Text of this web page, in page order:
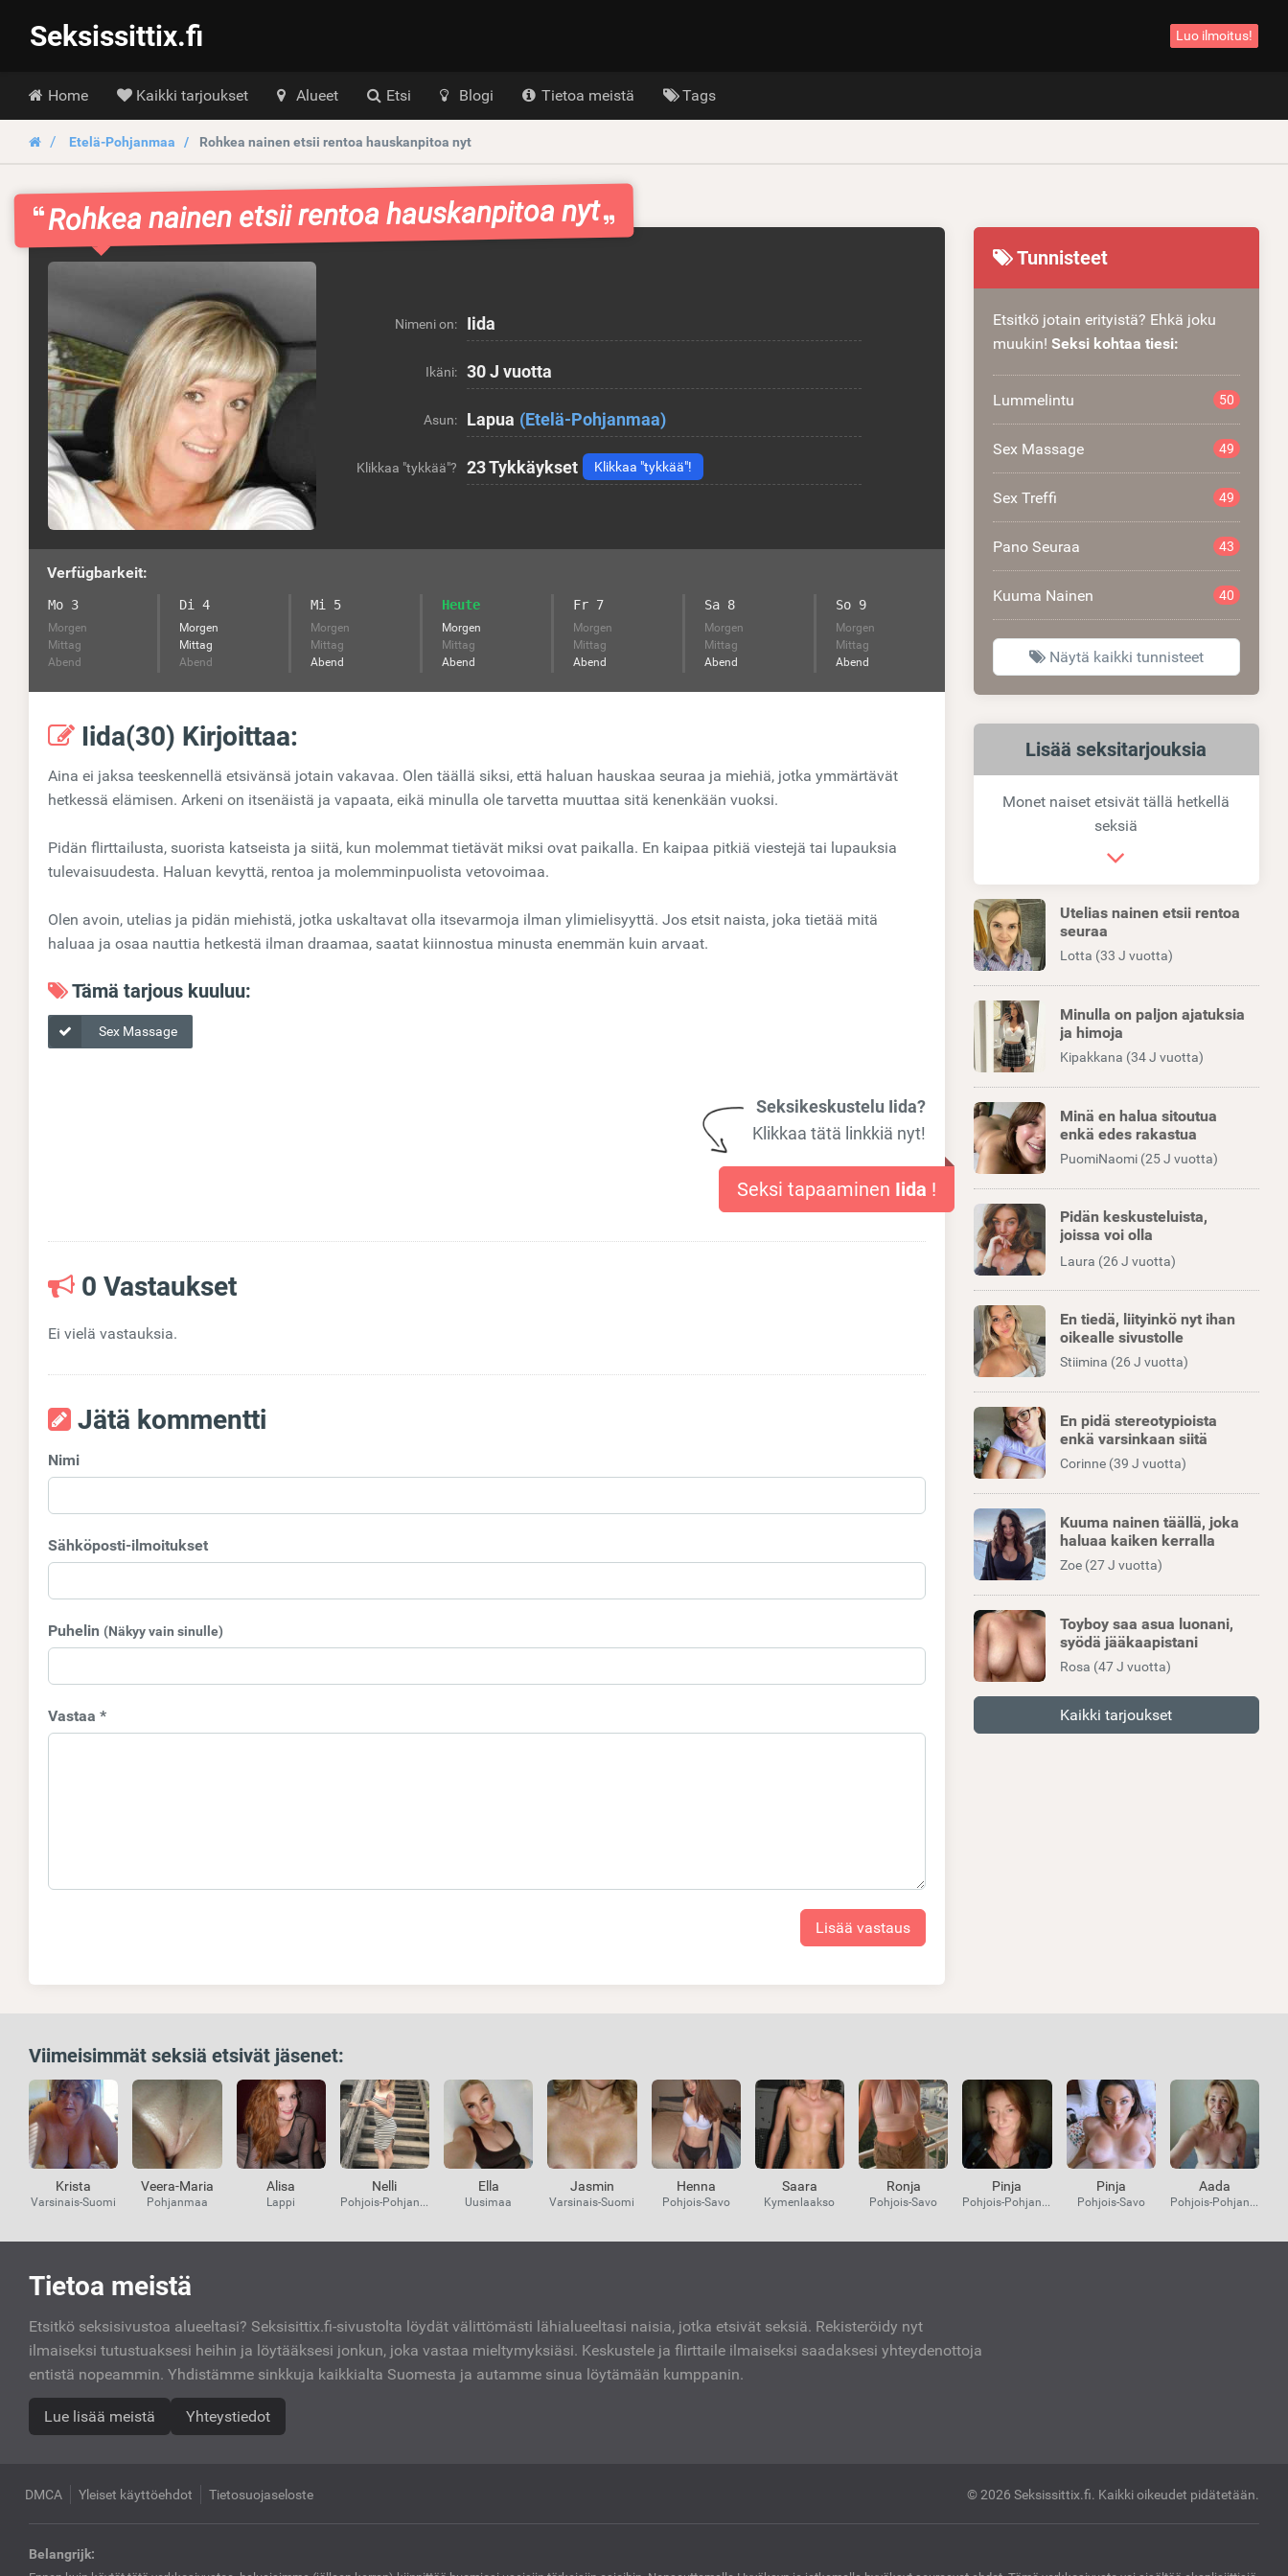
Seksissittix.fi Luo ilmoitus!
Hoofdmenu
Home Kaikki tarjoukset Alueet Etsi Blogi Tietoa meistä Tags
Etelä-Pohjanmaa Rohkea nainen etsii rentoa hauskanpitoa nyt
Rohkea nainen etsii rentoa hauskanpitoa nyt
Nimeni on: Iida
Ikäni: 30 J vuotta
Asun: Lapua (Etelä-Pohjanmaa)
Klikkaa "tykkää"? 23Tykkäykset Klikkaa "tykkää"!
Verfügbarkeit:
Mo 3
Morgen
Mittag
Abend
Di 4
Morgen
Mittag
Abend
Mi 5
Morgen
Mittag
Abend
Heute
Morgen
Mittag
Abend
Fr 7
Morgen
Mittag
Abend
Sa 8
Morgen
Mittag
Abend
So 9
Morgen
Mittag
Abend
Iida(30) Kirjoittaa:
Aina ei jaksa teeskennellä etsivänsä jotain vakavaa. Olen täällä siksi, että haluan hauskaa seuraa ja miehiä, jotka ymmärtävät
hetkessä elämisen. Arkeni on itsenäistä ja vapaata, eikä minulla ole tarvetta muuttaa sitä kenenkään vuoksi.
Pidän flirttailusta, suorista katseista ja siitä, kun molemmat tietävät miksi ovat paikalla. En kaipaa pitkiä viestejä tai lupauksia
tulevaisuudesta. Haluan kevyttä, rentoa ja molemminpuolista vetovoimaa.
Olen avoin, utelias ja pidän miehistä, jotka uskaltavat olla itsevarmoja ilman ylimielisyyttä. Jos etsit naista, joka tietää mitä
haluaa ja osaa nauttia hetkestä ilman draamaa, saatat kiinnostua minusta enemmän kuin arvaat.
Tämä tarjous kuuluu:
Sex Massage
Seksikeskustelu Iida?
Klikkaa tätä linkkiä nyt!
Seksi tapaaminen Iida !
0 Vastaukset
Ei vielä vastauksia.
Jätä kommentti
Nimi
Sähköposti-ilmoitukset
Puhelin (Näkyy vain sinulle)
Vastaa *
Lisää vastaus
Tunnisteet
Etsitkö jotain erityistä? Ehkä joku
muukin! Seksi kohtaa tiesi:
Lummelintu 50
Sex Massage 49
Sex Treffi 49
Pano Seuraa 43
Kuuma Nainen 40
Näytä kaikki tunnisteet
Samankaltaiset
linkit
Lisää seksitarjouksia
Monet naiset etsivät tällä hetkellä
seksiä
Utelias nainen etsii rentoa
seuraa
Lotta (33 J vuotta)
Minulla on paljon ajatuksia
ja himoja
Kipakkana (34 J vuotta)
Minä en halua sitoutua
enkä edes rakastua
PuomiNaomi (25 J vuotta)
Pidän keskusteluista,
joissa voi olla
leikkimielinen
Laura (26 J vuotta)
En tiedä, liityinkö nyt ihan
oikealle sivustolle
Stiimina (26 J vuotta)
En pidä stereotypioista
enkä varsinkaan siitä
Corinne (39 J vuotta)
Kuuma nainen täällä, joka
haluaa kaiken kerralla
Zoe (27 J vuotta)
Toyboy saa asua luonani,
syödä jääkaapistani
Rosa (47 J vuotta)
Kaikki tarjoukset
Viimeisimmät seksiä etsivät jäsenet:
Krista
Varsinais-Suomi
Veera-Maria
Pohjanmaa
Alisa
Lappi
Nelli
Pohjois-Pohjanmaa
Ella
Uusimaa
Jasmin
Varsinais-Suomi
Henna
Pohjois-Savo
Saara
Kymenlaakso
Ronja
Pohjois-Savo
Pinja
Pohjois-Pohjanmaa
Pinja
Pohjois-Savo
Aada
Pohjois-Pohjanmaa
Kiinnostavat
linkit
Tietoa meistä
Etsitkö seksisivustoa alueeltasi? Seksisittix.fi-sivustolta löydät välittömästi lähialueeltasi naisia, jotka etsivät seksiä. Rekisteröidy nyt
ilmaiseksi tutustuaksesi heihin ja löytääksesi jonkun, joka vastaa mieltymyksiäsi. Keskustele ja flirttaile ilmaiseksi saadaksesi yhteydenottoja
entistä nopeammin. Yhdistämme sinkkuja kaikkialta Suomesta ja autamme sinua löytämään kumppanin.
Lue lisää meistä Yhteystiedot
DMCA Yleiset käyttöehdot Tietosuojaseloste © 2026 Seksissittix.fi. Kaikki oikeudet pidätetään.
Belangrijk: